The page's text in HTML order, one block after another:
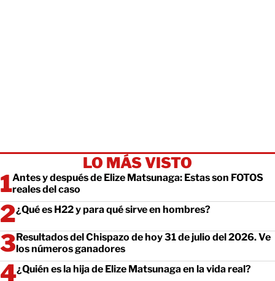
LO MÁS VISTO
Antes y después de Elize Matsunaga: Estas son FOTOS
reales del caso
¿Qué es H22 y para qué sirve en hombres?
Resultados del Chispazo de hoy 31 de julio del 2026. Ve
los números ganadores
¿Quién es la hija de Elize Matsunaga en la vida real?